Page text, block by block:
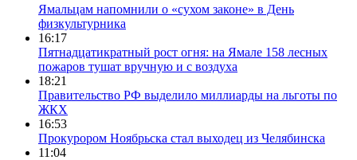
Ямальцам напомнили о «сухом законе» в День
физкультурника
16:17
Пятнадцатикратный рост огня: на Ямале 158 лесных
пожаров тушат вручную и с воздуха
18:21
Правительство РФ выделило миллиарды на льготы по
ЖКХ
16:53
Прокурором Ноябрьска стал выходец из Челябинска
11:04